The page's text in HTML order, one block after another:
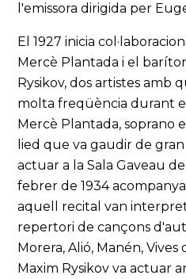
l'emissora dirigida per
El 1927 inicia
Mercè Plantada i el
Rysikov, dos artistes amb
molta freqüència durant
Mercè Plantada, soprano
lied que va gaudir de
actuar a la Sala Gaveau
febrer de 1934
aquell recital van
repertori de cançons
Morera, Alió, Manén, Vives
Maxim Rysikov va actuar